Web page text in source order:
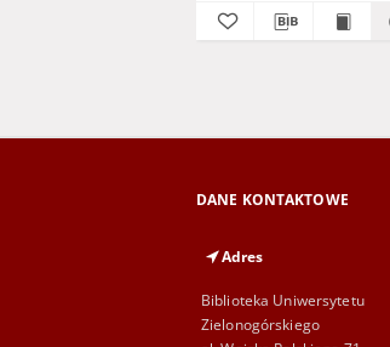
DANE KONTAKTOWE
Adres
Biblioteka Uniwersytetu
Zielonogórskiego